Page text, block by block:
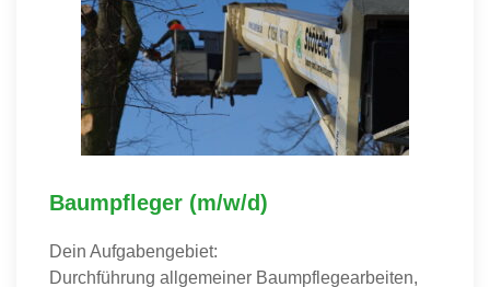
Baumpfleger (m/w/d)
Dein Aufgabengebiet:
Durchführung allgemeiner Baumpflegearbeiten,